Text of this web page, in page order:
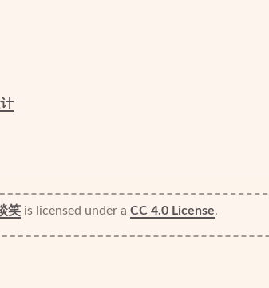
笑 is licensed under a CC 4.0 License.